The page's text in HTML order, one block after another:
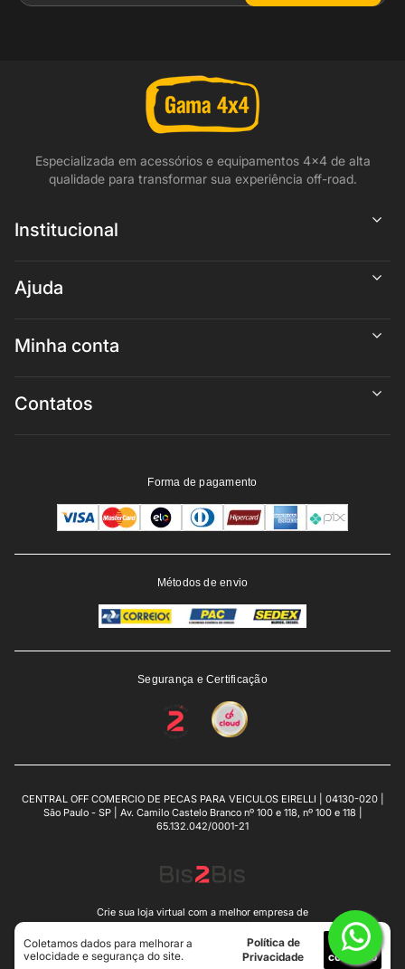
Coletamos dados para melhorar a
velocidade e segurança do site.
Política de
Privacidade
Eu
concordo
Especializada em acessórios e equipamentos 4x4 de alta
qualidade para transformar sua experiência off-road.
Institucional
Ajuda
Minha conta
Contatos
Forma de pagamento
Métodos de envio
Segurança e Certificação
CENTRAL OFF COMERCIO DE PECAS PARA VEICULOS EIRELLI | 04130-020 |
São Paulo - SP | Av. Camilo Castelo Branco nº 100 e 118, nº 100 e 118 |
65.132.042/0001-21
Crie sua loja virtual com a melhor empresa de
e-commerce do Brasil.